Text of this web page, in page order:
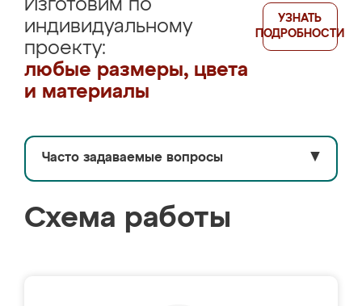
Изготовим по
индивидуальному
проекту:
любые размеры, цвета
и материалы
УЗНАТЬ
ПОДРОБНОСТИ
Часто задаваемые вопросы ▼
Схема работы